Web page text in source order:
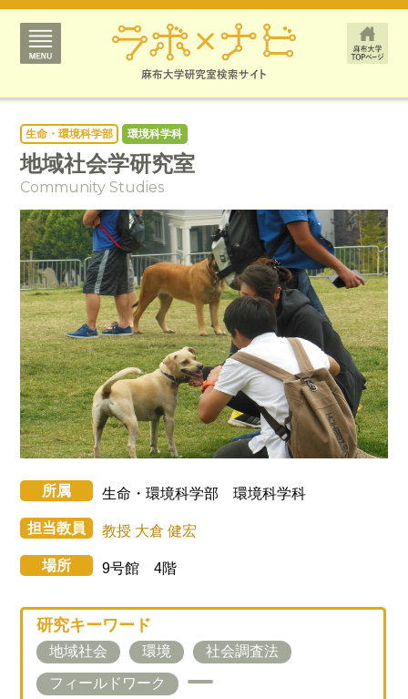
生命・環境科学部 環境科学科
地域社会学研究室
Community Studies
所属 生命・環境科学部 環境科学科
担当教員 教授 大倉 健宏
場所 9号館 4階
研究キーワード
地域社会 環境 社会調査法
フィールドワーク